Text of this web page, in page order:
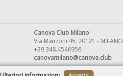
Canova Club Milano
Via Manzoni 45, 20121 - MILANO
+39 348.4546956
canovamilano@canova.club